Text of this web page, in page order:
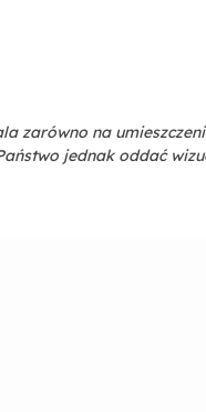
zarówno na
jednak oddać